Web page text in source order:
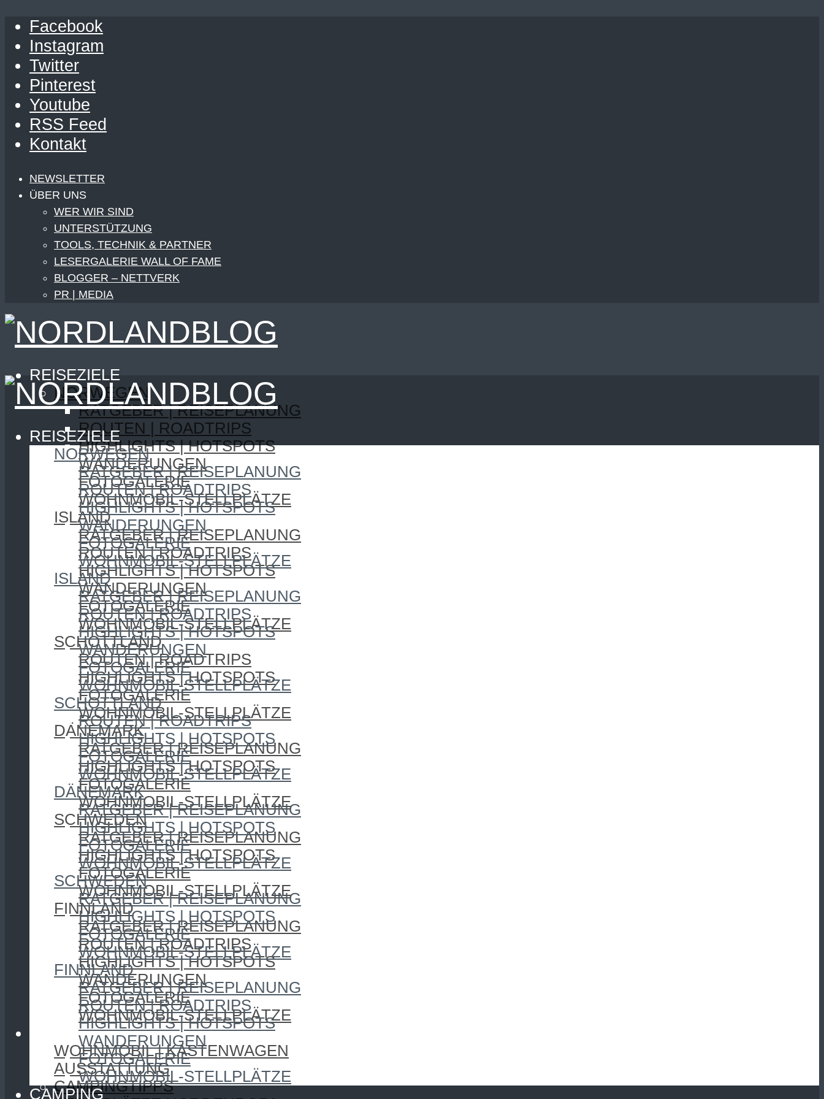
Facebook
Instagram
Twitter
Pinterest
Youtube
RSS Feed
Kontakt
NEWSLETTER
ÜBER UNS
WER WIR SIND
UNTERSTÜTZUNG
TOOLS, TECHNIK & PARTNER
LESERGALERIE WALL OF FAME
BLOGGER – NETTVERK
PR | MEDIA
REISEZIELE
NORWEGEN
RATGEBER | REISEPLANUNG
ROUTEN | ROADTRIPS
HIGHLIGHTS | HOTSPOTS
WANDERUNGEN
FOTOGALERIE
WOHNMOBIL-STELLPLÄTZE
ISLAND
RATGEBER | REISEPLANUNG
ROUTEN | ROADTRIPS
HIGHLIGHTS | HOTSPOTS
WANDERUNGEN
FOTOGALERIE
WOHNMOBIL-STELLPLÄTZE
SCHOTTLAND
ROUTEN | ROADTRIPS
HIGHLIGHTS | HOTSPOTS
FOTOGALERIE
WOHNMOBIL-STELLPLÄTZE
DÄNEMARK
RATGEBER | REISEPLANUNG
HIGHLIGHTS | HOTSPOTS
FOTOGALERIE
WOHNMOBIL-STELLPLÄTZE
SCHWEDEN
RATGEBER | REISEPLANUNG
HIGHLIGHTS | HOTSPOTS
FOTOGALERIE
WOHNMOBIL-STELLPLÄTZE
FINNLAND
RATGEBER | REISEPLANUNG
ROUTEN | ROADTRIPS
HIGHLIGHTS | HOTSPOTS
WANDERUNGEN
FOTOGALERIE
WOHNMOBIL-STELLPLÄTZE
CAMPING
WOHNMOBIL | KASTENWAGEN
AUSSTATTUNG
CAMPINGTIPPS
REISEZIELE
NORWEGEN
RATGEBER | REISEPLANUNG
ROUTEN | ROADTRIPS
HIGHLIGHTS | HOTSPOTS
WANDERUNGEN
FOTOGALERIE
WOHNMOBIL-STELLPLÄTZE
ISLAND
RATGEBER | REISEPLANUNG
ROUTEN | ROADTRIPS
HIGHLIGHTS | HOTSPOTS
WANDERUNGEN
FOTOGALERIE
WOHNMOBIL-STELLPLÄTZE
SCHOTTLAND
ROUTEN | ROADTRIPS
HIGHLIGHTS | HOTSPOTS
FOTOGALERIE
WOHNMOBIL-STELLPLÄTZE
DÄNEMARK
RATGEBER | REISEPLANUNG
HIGHLIGHTS | HOTSPOTS
FOTOGALERIE
WOHNMOBIL-STELLPLÄTZE
SCHWEDEN
RATGEBER | REISEPLANUNG
HIGHLIGHTS | HOTSPOTS
FOTOGALERIE
WOHNMOBIL-STELLPLÄTZE
FINNLAND
RATGEBER | REISEPLANUNG
ROUTEN | ROADTRIPS
HIGHLIGHTS | HOTSPOTS
WANDERUNGEN
FOTOGALERIE
WOHNMOBIL-STELLPLÄTZE
CAMPING